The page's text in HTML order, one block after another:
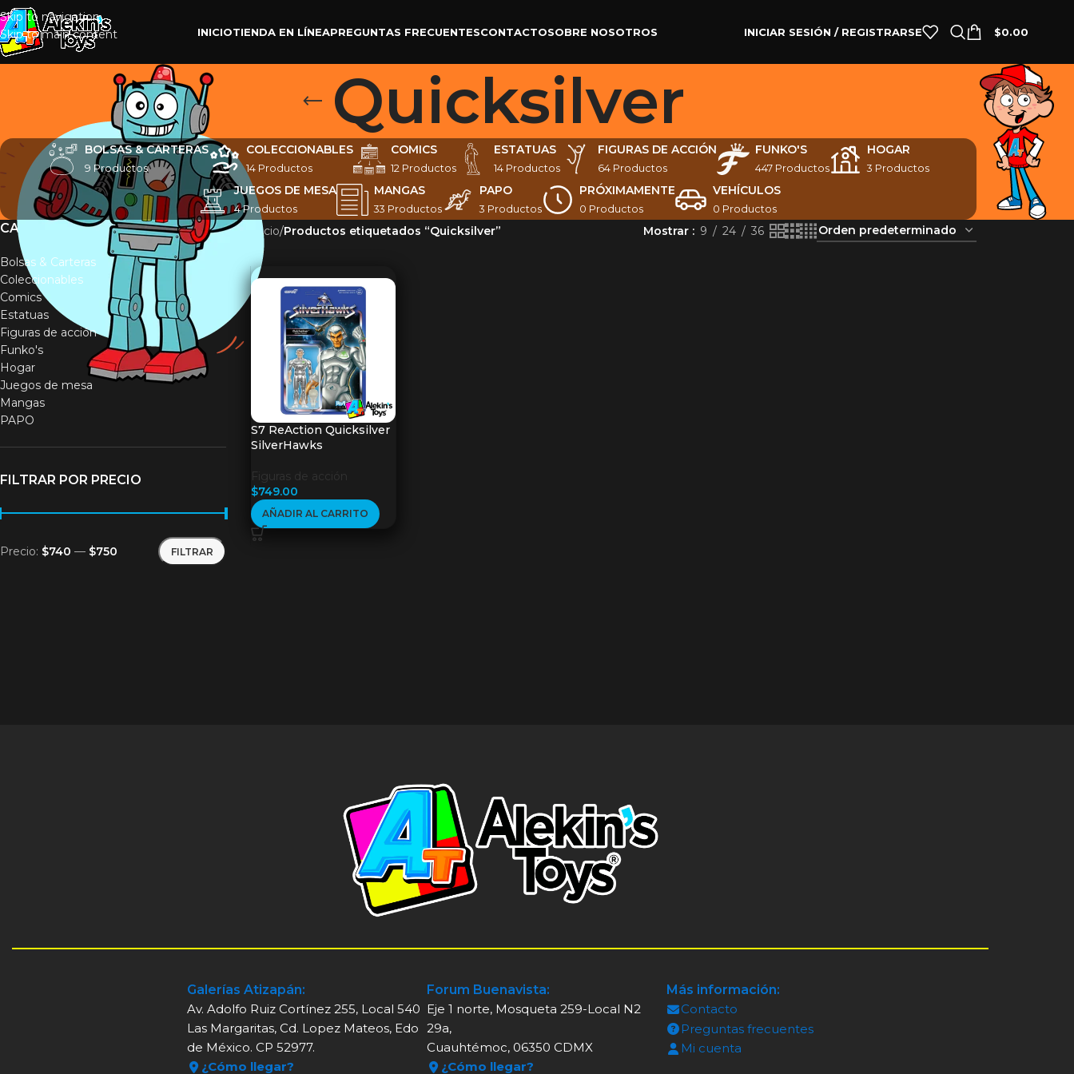
Skip to navigation
Skip to main content
INICIOTIENDA EN LÍNEAPREGUNTAS FRECUENTESCONTACTOSOBRE NOSOTROS INICIAR SESIÓN / REGISTRARSE $0.00
Quicksilver
BOLSAS & CARTERAS
9 Productos
COLECCIONABLES
14 Productos
COMICS
12 Productos
ESTATUAS
14 Productos
FIGURAS DE ACCIÓN
64 Productos
FUNKO'S
447 Productos
HOGAR
3 Productos
JUEGOS DE MESA
4 Productos
MANGAS
33 Productos
PAPO
3 Productos
PRÓXIMAMENTE
0 Productos
VEHÍCULOS
0 Productos
CATEGORÍAS
Bolsas & Carteras
Coleccionables
Comics
Estatuas
Figuras de acción
Funko's
Hogar
Juegos de mesa
Mangas
PAPO
FILTRAR POR PRECIO
FILTRAR
Precio: $740 — $750
Inicio/Productos etiquetados “Quicksilver” Mostrar 9 24 36
S7 ReAction Quicksilver
SilverHawks
Figuras de acción
$749.00
AÑADIR AL CARRITO
Galerías Atizapán:
Av. Adolfo Ruiz Cortínez 255, Local 540
Las Margaritas, Cd. Lopez Mateos, Edo
de México. CP 52977.
¿Cómo llegar?
Forum Buenavista:
Eje 1 norte, Mosqueta 259-Local N2
29a,
Cuauhtémoc, 06350 CDMX
¿Cómo llegar?
Más información:
Contacto
Preguntas frecuentes
Mi cuenta